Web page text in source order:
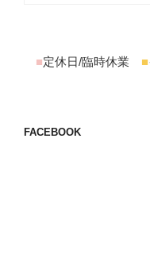
■定休日/臨時休業 ■
FACEBOOK